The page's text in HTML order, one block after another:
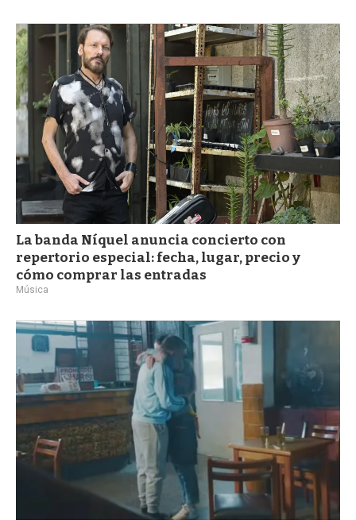
La banda Níquel anuncia concierto con
repertorio especial: fecha, lugar, precio y
cómo comprar las entradas
Música